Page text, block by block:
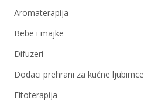
Aromaterapija
Bebe i majke
Difuzeri
Dodaci prehrani za kućne ljubimce
Fitoterapija